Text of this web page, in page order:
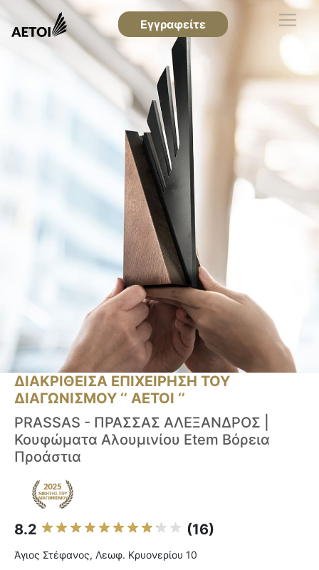
Εγγραφείτε
ΔΙΑΚΡΙΘΕΙΣΑ ΕΠΙΧΕΙΡΗΣΗ ΤΟΥ
ΔΙΑΓΩΝΙΣΜΟΥ ‘’ ΑΕΤΟΙ ‘’
PRASSAS - ΠΡΑΣΣΑΣ ΑΛΕΞΑΝΔΡΟΣ |
Κουφώματα Αλουμινίου Etem Βόρεια
Προάστια
8.2 (16)
Άγιος Στέφανος, Λεωφ. Κρυονερίου 10